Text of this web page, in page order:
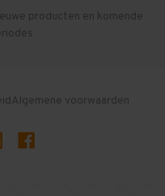
producten en komende
Algemene voorwaarden